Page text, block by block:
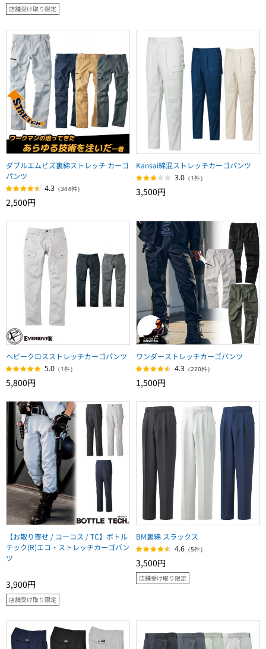
店舗受け取り限定
ダブルエムビズ裏綿ストレッチ カーゴ
パンツ
4.3 （344件）
2,500円
Kansai綿混ストレッチカーゴパンツ
3.0 （1件）
3,500円
ヘビークロスストレッチカーゴパンツ
5.0 （1件）
5,800円
ワンダーストレッチカーゴパンツ
4.3 （220件）
1,500円
【お取り寄せ / コーコス / TC】ボトル
テック(R)エコ・ストレッチカーゴパン
ツ
3,900円
店舗受け取り限定
BM裏綿 スラックス
4.6 （5件）
3,500円
店舗受け取り限定